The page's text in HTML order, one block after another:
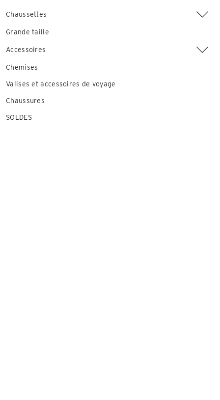
Chaussettes
Grande taille
Accessoires
Chemises
Valises et accessoires de voyage
Chaussures
SOLDES